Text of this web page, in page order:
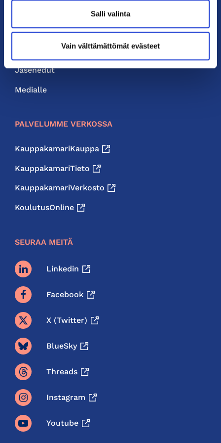
Salli valinta
Vain välttämättömät evästeet
Liity jäseneksi
Neuvonta ja palvelut
Jäsenedut
Medialle
PALVELUMME VERKOSSA
KauppakamariKauppa
KauppakamariTieto
KauppakamariVerkosto
KoulutusOnline
SEURAA MEITÄ
Linkedin
Facebook
X (twitter)
BlueSky
Threads
Instagram
Youtube